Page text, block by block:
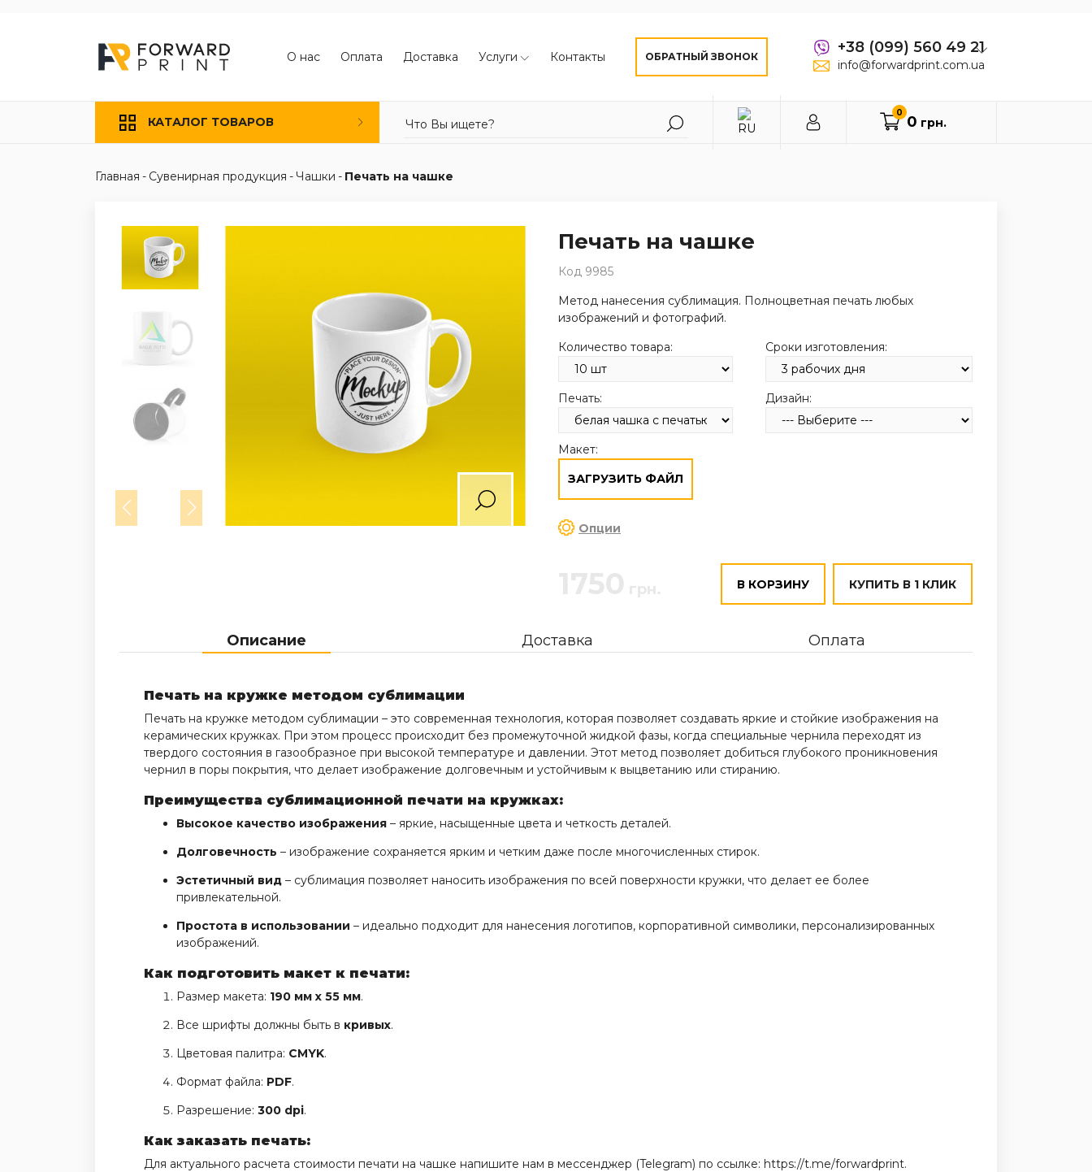
О нас Оплата Доставка Услуги Контакты ОБРАТНЫЙ ЗВОНОК
+38 (099) 560 49 21
info@forwardprint.com.ua
КАТАЛОГ ТОВАРОВ
0
0 грн.
Главная - Сувенирная продукция - Чашки - Печать на чашке
Печать на чашке
Код 9985
Метод нанесения сублимация. Полноцветная печать любых
изображений и фотографий.
Количество товара:
Сроки изготовления:
Печать: Дизайн:
Макет:
ЗАГРУЗИТЬ ФАЙЛ
Опции
В КОРЗИНУ КУПИТЬ В 1 КЛИК
Описание Доставка Оплата
Печать на кружке методом сублимации
Печать на кружке методом сублимации – это современная технология, которая позволяет создавать яркие и стойкие изображения на
керамических кружках. При этом процесс происходит без промежуточной жидкой фазы, когда специальные чернила переходят из
твердого состояния в газообразное при высокой температуре и давлении. Этот метод позволяет добиться глубокого проникновения
чернил в поры покрытия, что делает изображение долговечным и устойчивым к выцветанию или стиранию.
Преимущества сублимационной печати на кружках:
Высокое качество изображения – яркие, насыщенные цвета и четкость деталей.
Долговечность – изображение сохраняется ярким и четким даже после многочисленных стирок.
Эстетичный вид – сублимация позволяет наносить изображения по всей поверхности кружки, что делает ее более
привлекательной.
Простота в использовании – идеально подходит для нанесения логотипов, корпоративной символики, персонализированных
изображений.
Как подготовить макет к печати:
Размер макета: 190 мм х 55 мм.
Все шрифты должны быть в кривых.
Цветовая палитра: CMYK.
Формат файла: PDF.
Разрешение: 300 dpi.
Как заказать печать:
Для актуального расчета стоимости печати на чашке напишите нам в мессенджер (Telegram) по ссылке: https://t.me/forwardprint.